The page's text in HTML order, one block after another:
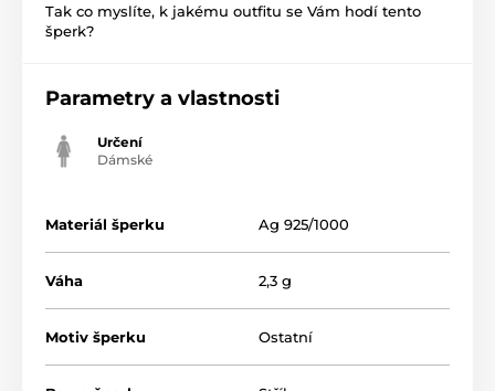
Tak co myslíte, k jakému outfitu se Vám hodí tento
šperk?
Parametry a vlastnosti
Určení
Dámské
Materiál šperku Ag 925/1000
Váha 2,3 g
Motiv šperku Ostatní